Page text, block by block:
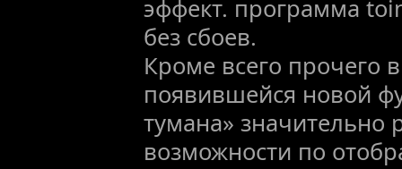
эффект. программа
без сбоев.
Кроме всего прочего
появившейся новой
тумана» значительно
возможности по